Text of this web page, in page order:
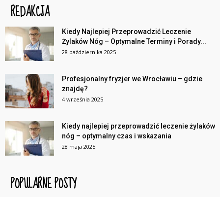
REDAKCJA
Kiedy Najlepiej Przeprowadzić Leczenie
Żylaków Nóg – Optymalne Terminy i Porady...
28 października 2025
Profesjonalny fryzjer we Wrocławiu – gdzie
znajdę?
4 września 2025
Kiedy najlepiej przeprowadzić leczenie żylaków
nóg – optymalny czas i wskazania
28 maja 2025
POPULARNE POSTY